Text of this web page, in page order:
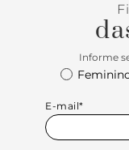
Informe
E-mail*